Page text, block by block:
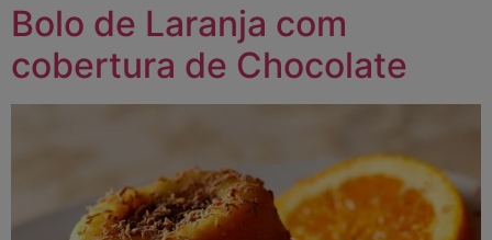
Bolo de Laranja com
cobertura de Chocolate